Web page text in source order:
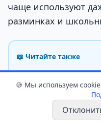
чаще используют
разминках и
📖 Читайте также
переставьте 1
🍪 Мы используем